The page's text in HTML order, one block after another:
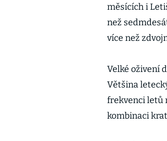
měsících i
než
více než
Velké oživení
Většina
frekvenci letů
kombinaci